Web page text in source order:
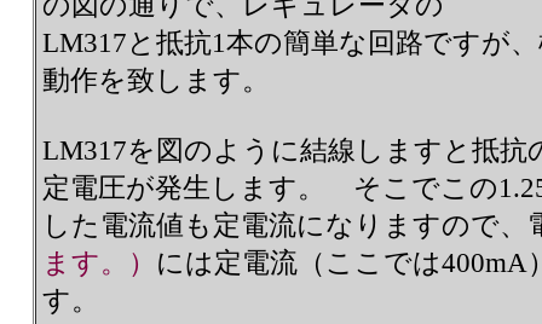
LM317と抵抗1本の簡単な回路ですが
動作を致します。
LM317を図のように結線しますと抵抗
定電圧が発生します。 そこでこの
した電流値も定電流になりますので、
ます。） には定電流（ここでは
す。